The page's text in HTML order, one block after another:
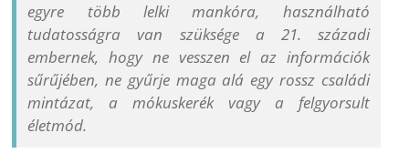
egyre több lelki mankóra, használható
tudatosságra van szüksége a 21. századi
embernek, hogy ne vesszen el az információk
sűrűjében, ne gyűrje maga alá egy rossz családi
mintázat, a mókuskerék vagy a felgyorsult
életmód.